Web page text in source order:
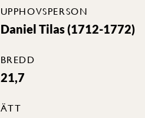
UPPHOVSPERSON
Daniel Tilas (1712-1772)
BREDD
21,7
ÄTT